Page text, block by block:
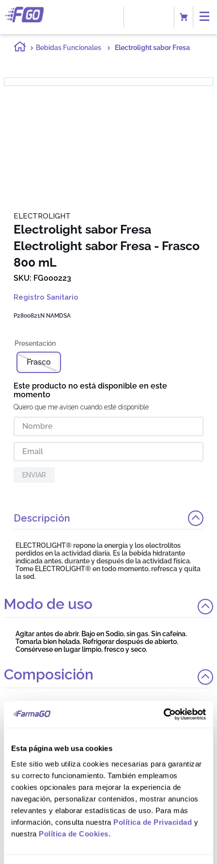
Esta página web usa cookies
Este sitio web utiliza cookies necesarias para garantizar
su correcto funcionamiento. También empleamos
cookies opcionales para mejorar la experiencia de
navegación, personalizar contenidos, mostrar anuncios
relevantes y elaborar estadísticas de uso. Para más
información, consulta nuestra Política de Privacidad y
nuestra Política de Cookies.
Bebidas Funcionales Electrolight sabor Fresa
ELECTROLIGHT
Electrolight sabor Fresa
Electrolight sabor Fresa - Frasco
800 mL
FG000223
Registro Sanitario
P2800821N NAMDSA
Frasco
Este producto no está disponible en este
momento
Quiero que me avisen cuando esté disponible
ENVIAR
Descripción
ELECTROLIGHT® repone la energía y los electrolitos
perdidos en la actividad diaria. Es la bebida hidratante
indicada antes, durante y después de la actividad física.
Tome ELECTROLIGHT® en todo momento, refresca y quita
la sed.
Modo de uso
Agitar antes de abrir. Bajo en Sodio, sin gas. Sin cafeína.
Tomarla bien helada. Refrigerar después de abierto.
Consérvese en lugar limpio, fresco y seco.
Composición
dextrosa monohidratada, ácido cítrico anhidro (SIN 330),
esencia de fresa (propilenglicol, saborizante idéntico al
melaza (propilenglicol, agua, saborizante natural),
benzoato de sodio (SIN 211), enturbiantes (agua, goma
colorante rojo FD&C N° 40 (SIN 129).
Comentarios
Cargando el resumen…
Por favor, inicia sesión para escribir un comentario.